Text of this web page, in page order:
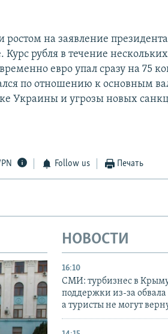
ростом на заявление
рубля в течение
евро упал сразу на 75
по отношению к основным
Украины и угрозы новых
Follow us Печать
НОВОСТИ
16:10
СМИ: турбизнес в Крыму
поддержки из-за
а туристы не могут